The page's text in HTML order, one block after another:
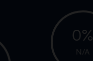
0%
N/A